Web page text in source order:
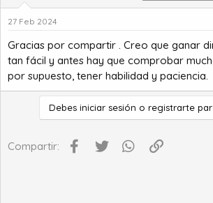
27 Feb 2024
Gracias por compartir . Creo que ganar
tan fácil y antes hay que comprobar
por supuesto, tener habilidad y paciencia.
Debes iniciar sesión o registrarte
Compartir: Facebook
Twitter WhatsApp